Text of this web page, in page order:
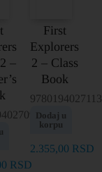
–
RSD
First
Explorers
2 – Class
Book
9780194027113
Dodaj u
korpu
2.355,00 RSD